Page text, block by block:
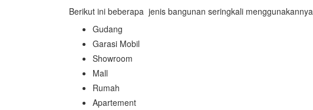
Berikut ini beberapa jenis bangunan seringkali menggunakannya
Gudang
Garasi Mobil
Showroom
Mall
Rumah
Apartement